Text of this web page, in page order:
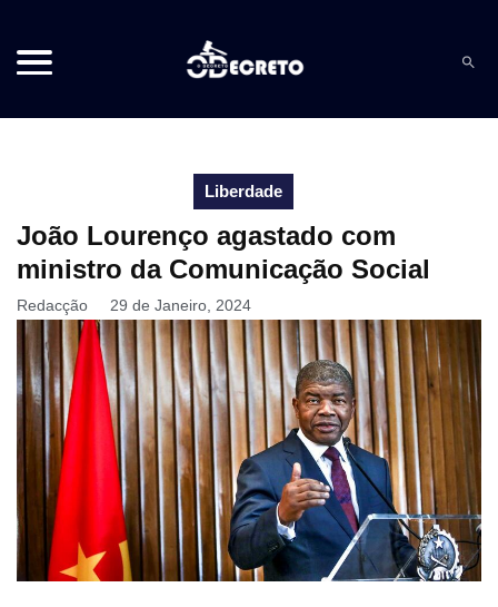
Liberdade
João Lourenço agastado com
ministro da Comunicação Social
Redacção 29 de Janeiro, 2024